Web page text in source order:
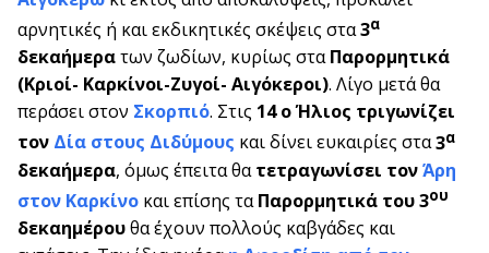
αρνητικές ή και εκδικητικές σκέψεις στα3α
δεκαήμερατων ζωδίων, κυρίως σταΠαρορμητικά
(Κριοί- Καρκίνοι-Ζυγοί- Αιγόκεροι). Λίγο μετά θα
περάσει στον Σκορπιό. Στις 14 ο Ήλιος τριγωνίζει
τον Δία στους Διδύμους και δίνει ευκαιρίες στα3α
δεκαήμερα, όμως έπειτα θατετραγωνίσει τονΆρη
στον Καρκίνο και επίσης ταΠαρορμητικά του 3ου
δεκαημέρουθα έχουν πολλούς καβγάδες και